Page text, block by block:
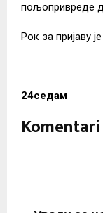
пољопривреде
Рок за пријаву
24седам
Komentari